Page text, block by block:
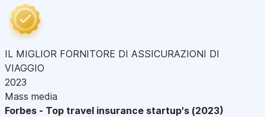
IL MIGLIOR FORNITORE DI ASSICURAZIONI DI
VIAGGIO
2023
Mass media
Forbes - Top travel insurance startup's (2023)